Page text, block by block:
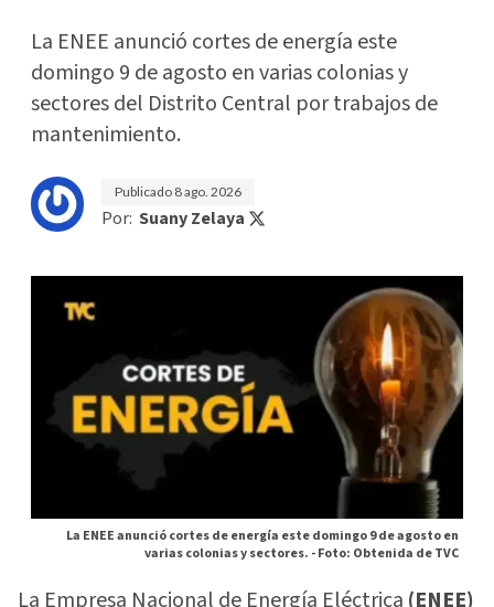
La ENEE anunció cortes de energía este
domingo 9 de agosto en varias colonias y
sectores del Distrito Central por trabajos de
mantenimiento.
Publicado 8 ago. 2026
Por: Suany Zelaya
La ENEE anunció cortes de energía este domingo 9 de agosto en
varias colonias y sectores. -Foto: Obtenida de TVC
La Empresa Nacional de Energía Eléctrica (ENEE)